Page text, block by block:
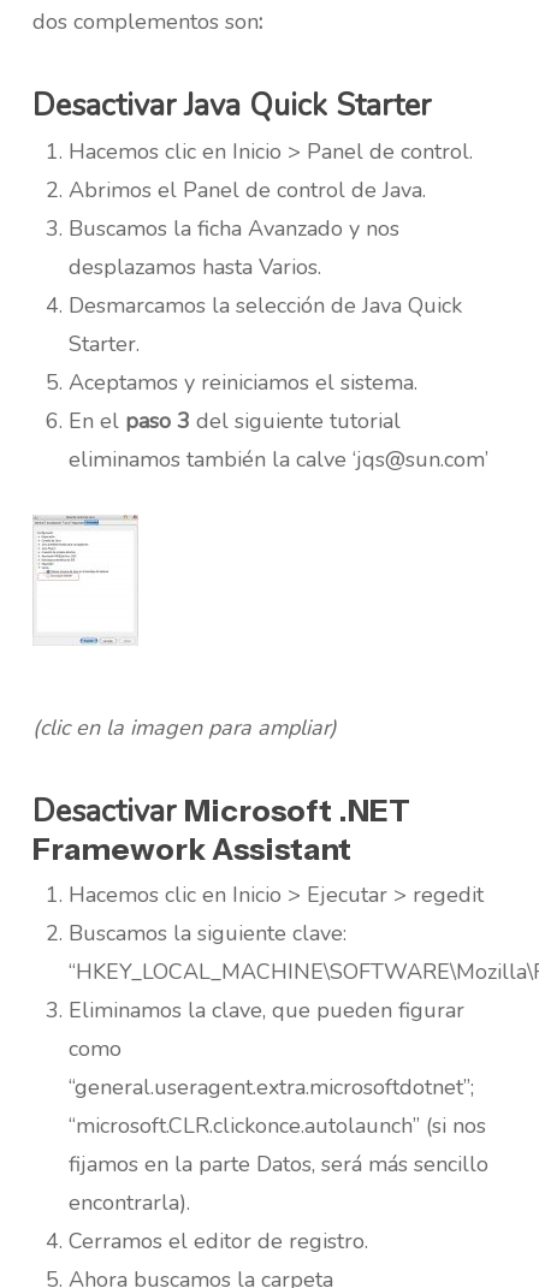
dos complementos son:
Desactivar Java Quick Starter
Hacemos clic en Inicio > Panel de control.
Abrimos el Panel de control de Java.
Buscamos la ficha Avanzado y nos
desplazamos hasta Varios.
Desmarcamos la selección de Java Quick
Starter.
Aceptamos y reiniciamos el sistema.
En el paso 3 del siguiente tutorial
eliminamos también la calve ‘jqs@sun.com’
(clic en la imagen para ampliar)
Desactivar Microsoft .NET
Framework Assistant
Hacemos clic en Inicio > Ejecutar > regedit
Buscamos la siguiente clave:
Eliminamos la clave, que pueden figurar
como
“general.useragent.extra.microsoftdotnet”;
“microsoft.CLR.clickonce.autolaunch” (si nos
fijamos en la parte Datos, será más sencillo
encontrarla).
Cerramos el editor de registro.
Ahora buscamos la carpeta